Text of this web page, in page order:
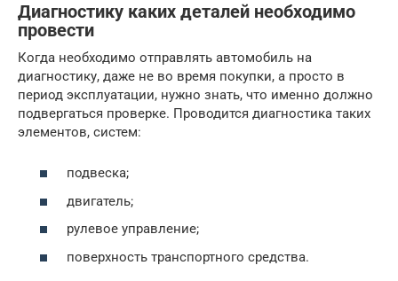
Диагностику каких деталей необходимо
провести
Когда необходимо отправлять автомобиль на
диагностику, даже не во время покупки, а просто в
период эксплуатации, нужно знать, что именно должно
подвергаться проверке. Проводится диагностика таких
элементов, систем:
подвеска;
двигатель;
рулевое управление;
поверхность транспортного средства.